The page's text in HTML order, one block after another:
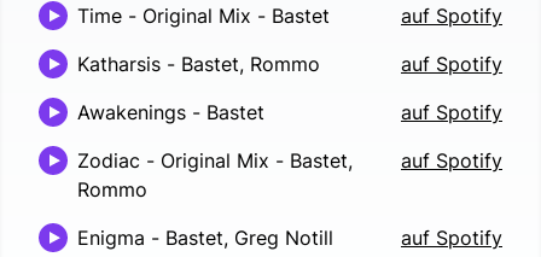
Time - Original Mix - Bastet
auf Spotify
Katharsis - Bastet, Rommo
auf Spotify
Awakenings - Bastet
auf Spotify
Zodiac - Original Mix - Bastet,
Rommo
auf Spotify
Enigma - Bastet, Greg Notill auf Spotify